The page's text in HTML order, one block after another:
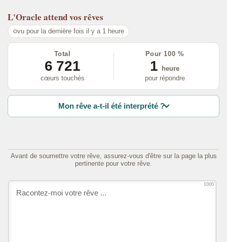
L'Oracle attend vos rêves
vu pour la dernière fois il y a 1 heure
Total
6 721
cœurs touchés
Pour 100 %
1
heure
pour répondre
Mon rêve a-t-il été interprété ?
Avant de soumettre votre rêve, assurez-vous d'être sur la page la plus
pertinente pour votre rêve.
1000